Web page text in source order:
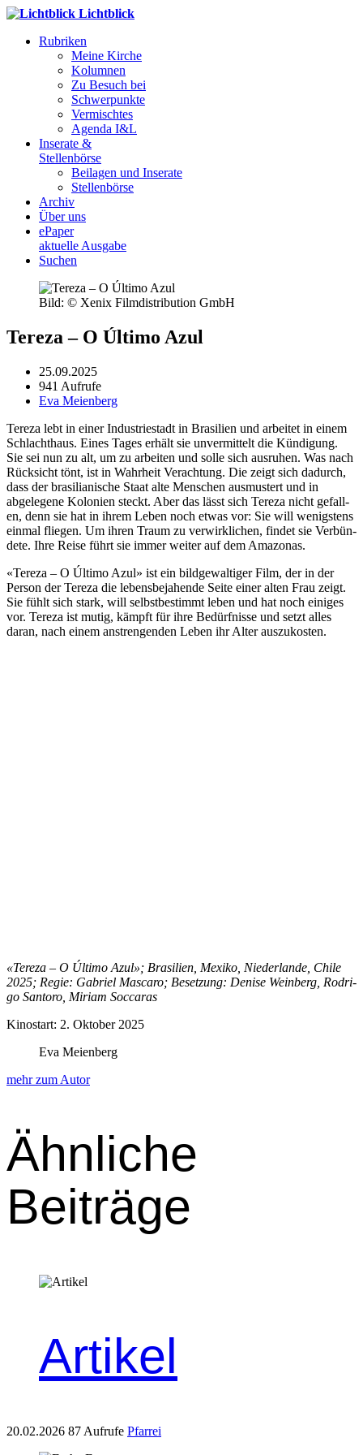
Lichtblick
Rubriken
Meine Kirche
Kolumnen
Zu Besuch bei
Schwerpunkte
Vermischtes
Agenda I&L
Inserate &
Stellenbörse
Beilagen und Inserate
Stellenbörse
Archiv
Über uns
ePaper
aktuelle Ausgabe
Suchen
Bild: © Xenix Filmdistribution GmbH
Tereza – O Último Azul
25.09.2025
941 Aufrufe
Eva Meienberg
Tereza lebt in ein­er Indus­tri­es­tadt in Brasilien und arbeit­et in einem
Schlachthaus. Eines Tages erhält sie unver­mit­telt die Kündi­gung.
Sie sei nun zu alt, um zu arbeit­en und solle sich aus­ruhen. Was nach
Rück­sicht tönt, ist in Wahrheit Ver­ach­tung. Die zeigt sich dadurch,
dass der brasil­ian­is­che Staat alte Men­schen aus­mustert und in
abgele­gene Kolonien steckt. Aber das lässt sich Tereza nicht gefall­
en, denn sie hat in ihrem Leben noch etwas vor: Sie will wenig­stens
ein­mal fliegen. Um ihren Traum zu ver­wirk­lichen, find­et sie Ver­bün­
dete. Ihre Reise führt sie immer weit­er auf dem Ama­zonas.
«Tereza – O Últi­mo Azul» ist ein bildge­waltiger Film, der in der
Per­son der Tereza die lebens­be­ja­hende Seite ein­er alten Frau zeigt.
Sie fühlt sich stark, will selb­st­bes­timmt leben und hat noch einiges
vor. Tereza ist mutig, kämpft für ihre Bedürfnisse und set­zt alles
daran, nach einem anstren­gen­den Leben ihr Alter auszukosten.
«Tereza – O Últi­mo Azul»; Brasilien, Mexiko, Nieder­lande, Chile
2025; Regie: Gabriel Mas­caro; Beset­zung: Denise Wein­berg, Rodri­
go San­toro, Miri­am Soc­caras
Kinos­tart: 2. Okto­ber 2025
Eva Meienberg
mehr zum Autor
Ähnliche
Beiträge
Artikel
20.02.2026 87 Aufrufe Pfarrei